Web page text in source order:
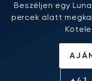
Beszéljen egy
percek alatt